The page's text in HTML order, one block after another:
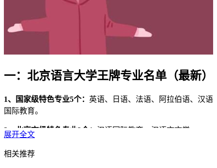
一：北京语言大学王牌专业名单（最新）
1、国家级特色专业5个： 英语、日语、法语、阿拉伯语、汉语
国际教育。
2、北京市级特色专业2个： 汉语国际教育、汉语言文学。
3、学科评估（第四轮）：
展开全文
相关推荐